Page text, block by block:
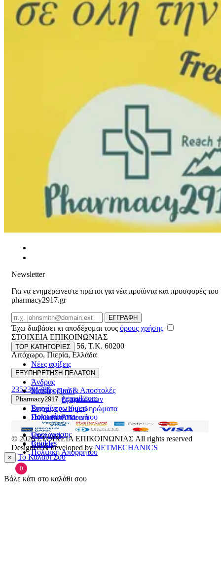
Newsletter
Για να ενημερώνεστε πρώτοι για νέα προϊόντα και προσφορές του
pharmacy2917.gr
Email
ΕΓΓΡΑΦΗ
Έχω διαβάσει κι αποδέχομαι τους όρους χρήσης
ΣΤΟΙΧΕΙΑ ΕΠΙΚΟΙΝΩΝΙΑΣ
Βασ. Κωνσταντίνου 56, T.K. 60200
Λιτόχωρο,Πιερία,Ελλάδα
ΓΕΜΗ:165892448000
2352301789
pharmacy2917@gmail.com
TOP ΚΑΤΗΓΟΡΙΕΣ
Νέες αφίξεις
Γυναίκα
Άνδρας
Μαμά - Παιδί
Προσφορές
Βιταμίνες - Συμπληρώματα
Στοματική Υγιεινή
Πρόσωπο
Εποχιακά
Brands
ΕΞΥΠΗΡΕΤΗΣΗ ΠΕΛΑΤΩΝ
Μεταφορικά & Αποστολές
Επιστροφές προϊόντων
Συχνές ερωτήσεις
Πολιτική Απορρήτου
Pharmacy2917
Ποιοι είμαστε
Επικοινωνία
Όροι χρήσης
Cookies
Πολιτική Απορρήτου
© 2026ΣΤΟΙΧΕΙΑ ΕΠΙΚΟΙΝΩΝΙΑΣ All rights reserved
Designed & developed by NETMECHANICS
× Το Καλάθι Σου
0
Βάλε κάτι στο καλάθι σου